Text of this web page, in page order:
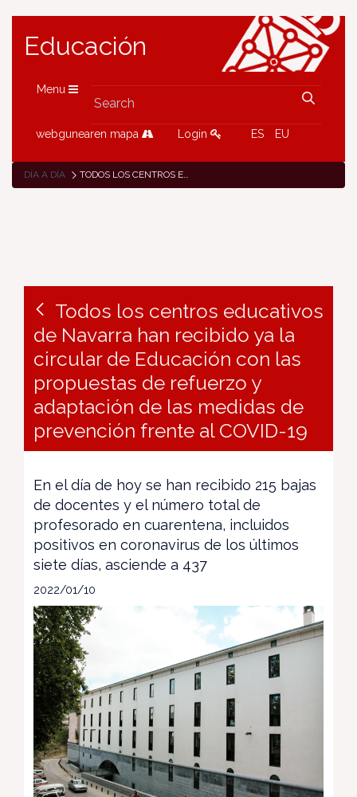
Educación
Menu
webgunearen mapa Login ES EU
DÍA A DÍA TODOS LOS CENTROS EDUCATIVOS DE NAVARRA HAN RECIBIDO YA LA CIRCULAR DE EDUCACIÓN CON LAS PROPUESTAS DE REFUERZO Y ADAPTACIÓN DE LAS MEDIDAS DE PREVENCIÓN FRENTE AL COVID-19
Todos los centros educativos
de Navarra han recibido ya la
circular de Educación con las
propuestas de refuerzo y
adaptación de las medidas de
prevención frente al COVID-19
En el día de hoy se han recibido 215 bajas
de docentes y el número total de
profesorado en cuarentena, incluidos
positivos en coronavirus de los últimos
siete días, asciende a 437
2022/01/10